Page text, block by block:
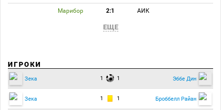
Марибор 2:1 АИК
ЕЩЕ
ИГРОКИ
Зека 1 1 Эббе Дин
Зека 1 1 Броббелл Райан